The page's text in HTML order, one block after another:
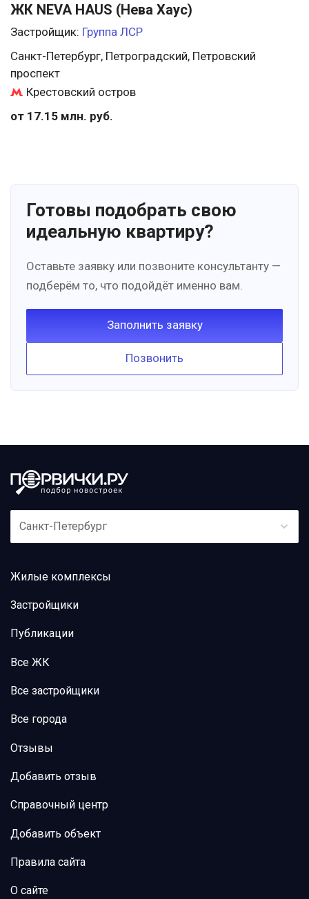
ЖК NEVA HAUS (Нева Хаус)
Застройщик: Группа ЛСР
Санкт-Петербург, Петроградский, Петровский
проспект
Крестовский остров
от 17.15 млн. руб.
Готовы подобрать свою
идеальную квартиру?
Оставьте заявку или позвоните консультанту —
подберём то, что подойдёт именно вам.
Заполнить заявку
Позвонить
Санкт-Петербург
Жилые комплексы
Застройщики
Публикации
Все ЖК
Все застройщики
Все города
Отзывы
Добавить отзыв
Справочный центр
Добавить объект
Правила сайта
О сайте